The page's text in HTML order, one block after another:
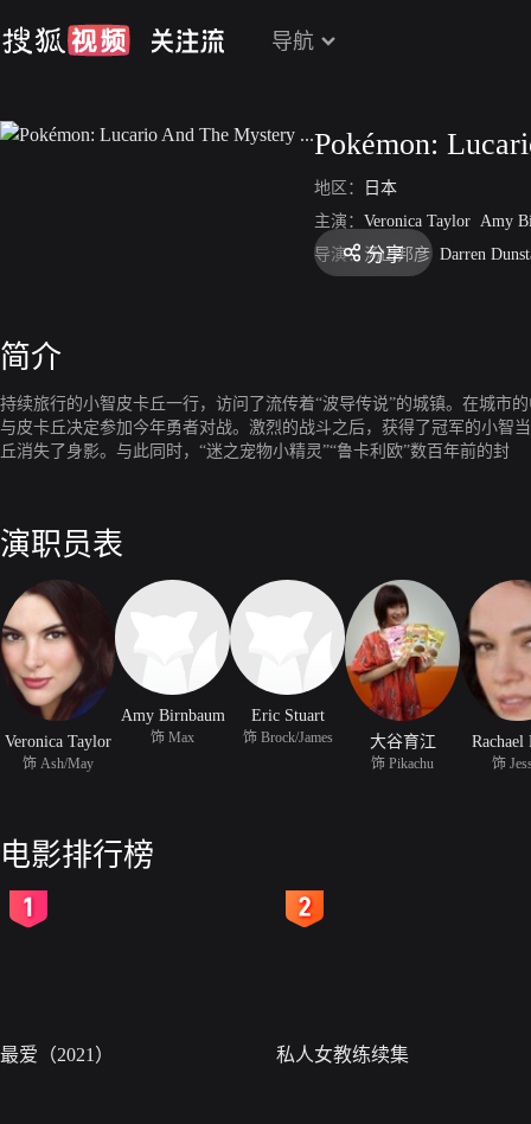
导航
Pokémon:
地区：
日本
主演： Veronica Taylor Amy
导演： 汤山邦彦 Darren
分享
简介
持续旅行的小智皮卡丘一行，访问了流传着“波导传说”的城镇。在城
与皮卡丘决定参加今年勇者对战。激烈的战斗之后，获得了冠军的小智
丘消失了身影。与此同时，“迷之宠物小精灵”“鲁卡利欧”数百年前的封
演职员表
Veronica Taylor
饰 Ash/May
Amy Birnbaum
饰 Max
Eric Stuart
饰 Brock/James 大谷育江
饰 Pikachu 饰
电影排行榜
最爱（2021） 私人女教练续集